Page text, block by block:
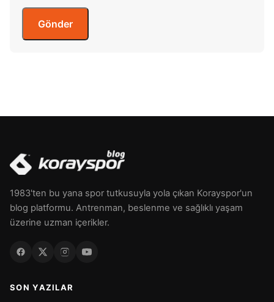
1983'ten bu yana spor tutkusuyla yola çıkan Korayspor'un
blog platformu. Antrenman, beslenme ve sağlıklı yaşam
üzerine uzman içerikler.
SON YAZILAR